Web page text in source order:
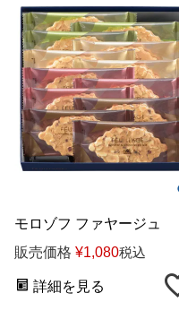
モロゾフ ファヤージュ
販売価格 ¥1,080税込
詳細を見る